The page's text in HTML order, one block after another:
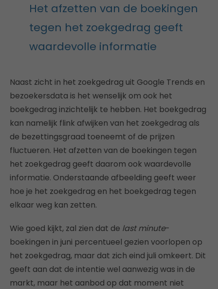
Het afzetten van de boekingen
tegen het zoekgedrag geeft
waardevolle informatie
Naast zicht in het zoekgedrag uit Google Trends en
bezoekersdata is het wenselijk om ook het
boekgedrag inzichtelijk te hebben. Het boekgedrag
kan namelijk flink afwijken van het zoekgedrag als
de bezettingsgraad toeneemt of de prijzen
fluctueren. Het afzetten van de boekingen tegen
het zoekgedrag geeft daarom ook waardevolle
informatie. Onderstaande afbeelding geeft weer
hoe je het zoekgedrag en het boekgedrag tegen
elkaar weg kan zetten.
Wie goed kijkt, zal zien dat de last minute-
boekingen in juni percentueel gezien voorlopen op
het zoekgedrag, maar dat zich eind juli omkeert. Dit
geeft aan dat de intentie wel aanwezig was in de
markt, maar het aanbod op dat moment niet